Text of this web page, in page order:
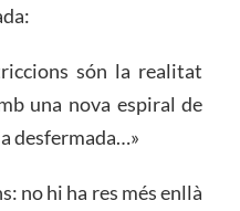
són la realitat
una nova espiral de
desfermada…»
no hi ha res més enllà